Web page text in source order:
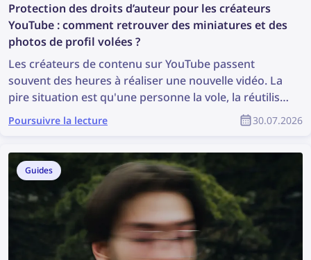
Protection des droits d’auteur pour les créateurs
YouTube : comment retrouver des miniatures et des
photos de profil volées ?
Les créateurs de contenu sur YouTube passent
souvent des heures à réaliser une nouvelle vidéo. La
pire situation est qu'une personne la vole, la réutilise
sans autorisation et que le créateur ne reçoive
aucune reconnaissance pour son travail. Comment
d’auteur en tant que membre de la communauté
YouTube ?
Poursuivre la lecture 30.07.2026
Guides